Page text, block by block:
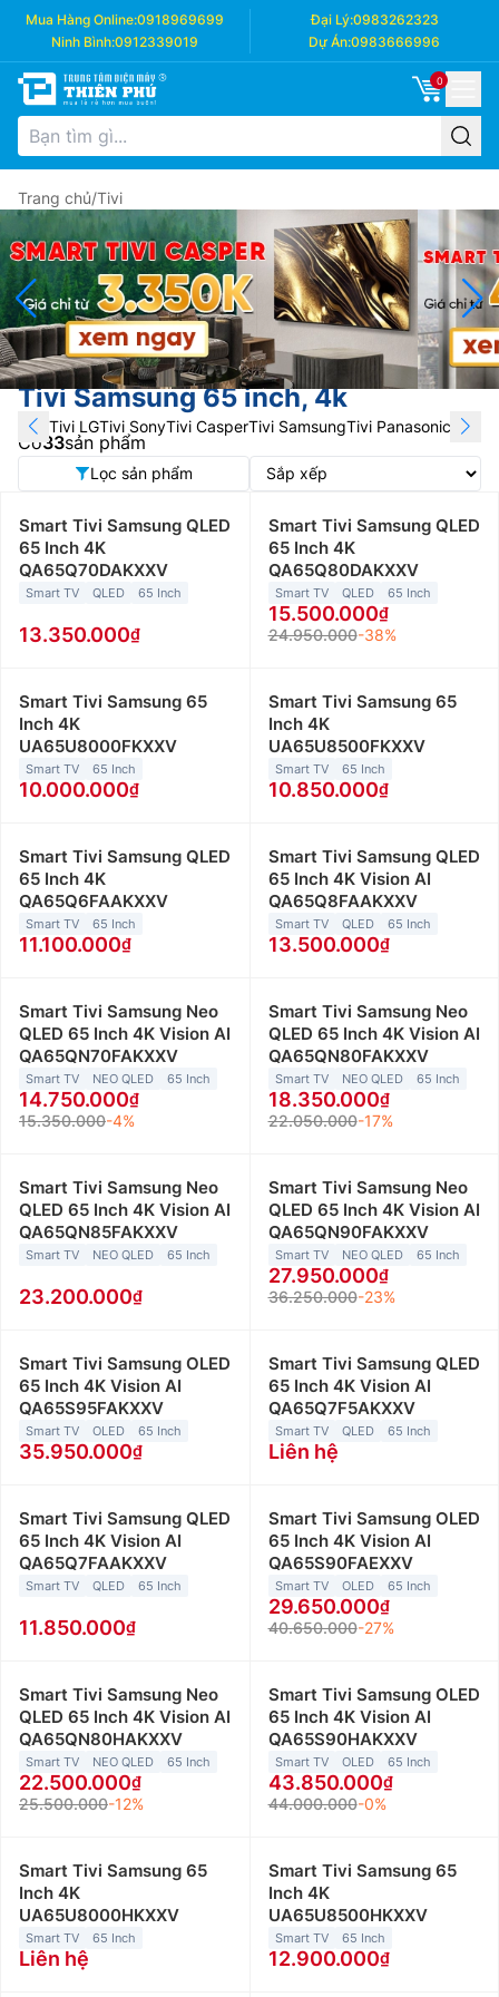
Mua Hàng Online:0918969699 Đại Lý:0983262323
Ninh Bình:0912339019 Dự Án:0983666996
0
Trang chủ/Tivi
Tivi Samsung 65 inch, 4k
Tivi LGTivi SonyTivi CasperTivi SamsungTivi Panasonic Tivi
Có33sản phẩm
Lọc sản phẩm
Smart Tivi Samsung QLED
65 Inch 4K
QA65Q70DAKXXV
Smart TV QLED 65 Inch
13.350.000
Smart Tivi Samsung QLED
65 Inch 4K
QA65Q80DAKXXV
Smart TV QLED 65 Inch
15.500.000
24.950.000-38%
Smart Tivi Samsung 65
Inch 4K
UA65U8000FKXXV
Smart TV 65 Inch
10.000.000
Smart Tivi Samsung 65
Inch 4K
UA65U8500FKXXV
Smart TV 65 Inch
10.850.000
Smart Tivi Samsung QLED
65 Inch 4K
QA65Q6FAAKXXV
Smart TV 65 Inch
11.100.000
Smart Tivi Samsung QLED
65 Inch 4K Vision AI
QA65Q8FAAKXXV
Smart TV QLED 65 Inch
13.500.000
Smart Tivi Samsung Neo
QLED 65 Inch 4K Vision AI
QA65QN70FAKXXV
Smart TV NEO QLED 65 Inch
14.750.000
15.350.000-4%
Smart Tivi Samsung Neo
QLED 65 Inch 4K Vision AI
QA65QN80FAKXXV
Smart TV NEO QLED 65 Inch
18.350.000
22.050.000-17%
Smart Tivi Samsung Neo
QLED 65 Inch 4K Vision AI
QA65QN85FAKXXV
Smart TV NEO QLED 65 Inch
23.200.000
Smart Tivi Samsung Neo
QLED 65 Inch 4K Vision AI
QA65QN90FAKXXV
Smart TV NEO QLED 65 Inch
27.950.000
36.250.000-23%
Smart Tivi Samsung OLED
65 Inch 4K Vision AI
QA65S95FAKXXV
Smart TV OLED 65 Inch
35.950.000
Smart Tivi Samsung QLED
65 Inch 4K Vision AI
QA65Q7F5AKXXV
Smart TV QLED 65 Inch
Liên hệ
Smart Tivi Samsung QLED
65 Inch 4K Vision AI
QA65Q7FAAKXXV
Smart TV QLED 65 Inch
11.850.000
Smart Tivi Samsung OLED
65 Inch 4K Vision AI
QA65S90FAEXXV
Smart TV OLED 65 Inch
29.650.000
40.650.000-27%
Smart Tivi Samsung Neo
QLED 65 Inch 4K Vision AI
QA65QN80HAKXXV
Smart TV NEO QLED 65 Inch
22.500.000
25.500.000-12%
Smart Tivi Samsung OLED
65 Inch 4K Vision AI
QA65S90HAKXXV
Smart TV OLED 65 Inch
43.850.000
44.000.000-0%
Smart Tivi Samsung 65
Inch 4K
UA65U8000HKXXV
Smart TV 65 Inch
Liên hệ
Smart Tivi Samsung 65
Inch 4K
UA65U8500HKXXV
Smart TV 65 Inch
12.900.000